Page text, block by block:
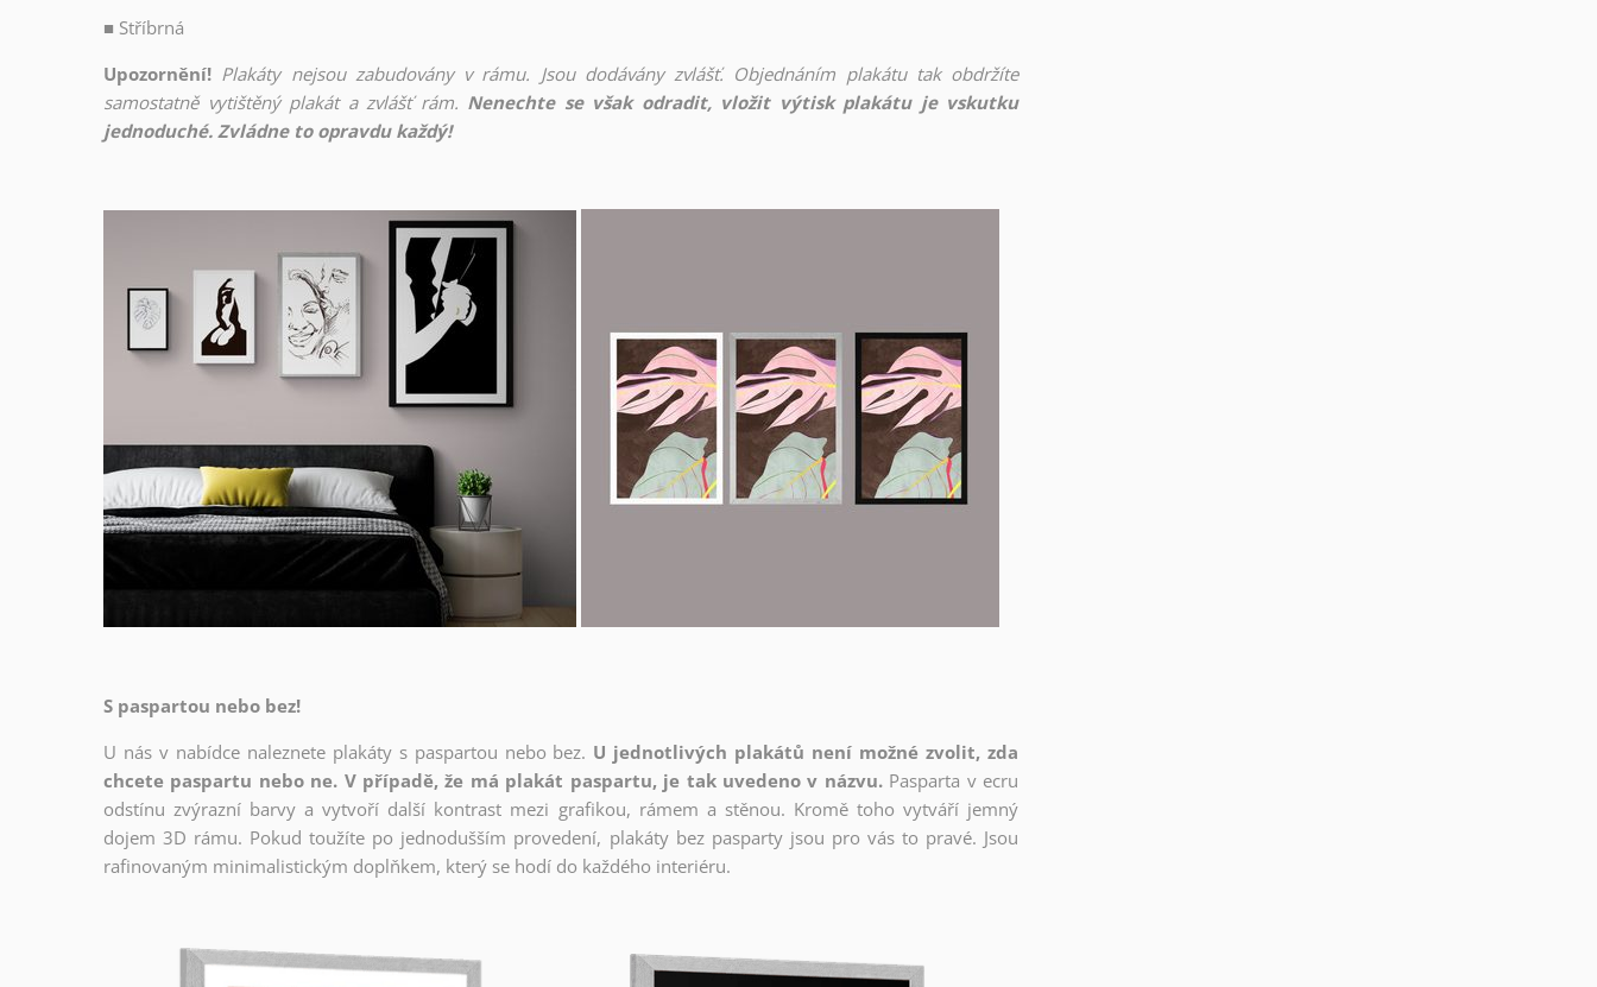
■ Stříbrná
Upozornění! Plakáty nejsou zabudovány v rámu. Jsou dodávány zvlášť. Objednáním plakátu tak obdržíte
samostatně vytištěný plakát a zvlášť rám. Nenechte se však odradit, vložit výtisk plakátu je vskutku
jednoduché. Zvládne to opravdu každý!
S paspartou nebo bez!
U nás v nabídce naleznete plakáty s paspartou nebo bez. U jednotlivých plakátů není možné zvolit, zda
chcete paspartu nebo ne. V případě, že má plakát paspartu, je tak uvedeno v názvu. Pasparta v ecru
odstínu zvýrazní barvy a vytvoří další kontrast mezi grafikou, rámem a stěnou. Kromě toho vytváří jemný
dojem 3D rámu. Pokud toužíte po jednodušším provedení, plakáty bez pasparty jsou pro vás to pravé. Jsou
rafinovaným minimalistickým doplňkem, který se hodí do každého interiéru.